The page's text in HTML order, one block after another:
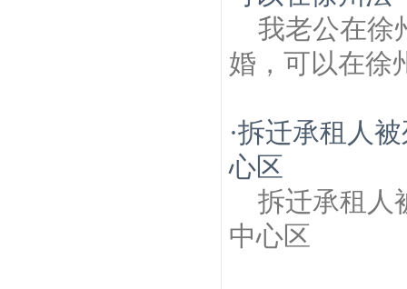
我老公在徐
婚，可以在徐
·拆迁承租人
心区
拆迁承租人
中心区